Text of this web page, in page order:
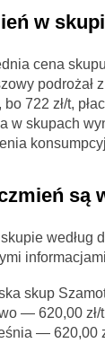
w
cena
podrożał
722 zł/t,
w skupach
są
według
skup
— 620,00 zł/
— 620,00